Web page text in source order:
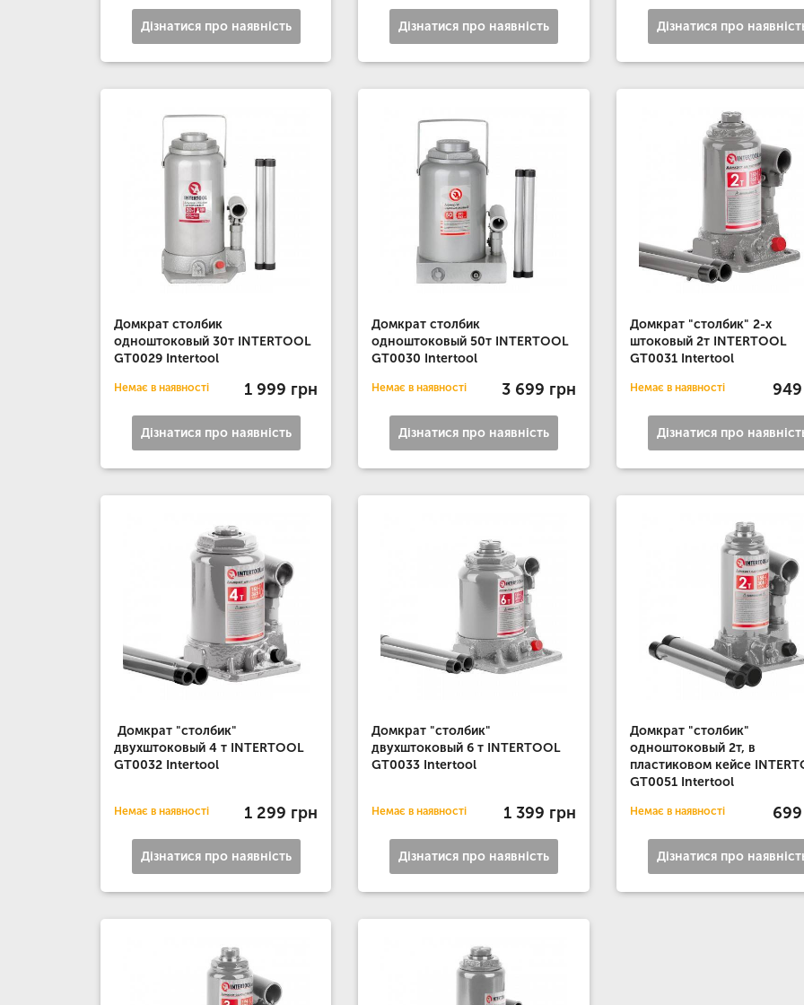
Дізнатися про наявність Дізнатися про наявність Дізнатися про
Домкрат столбик
одноштоковый 30т INTERTOOL
GT0029 Intertool
Немає в наявності 1 999 грн
Дізнатися про наявність
Домкрат столбик
одноштоковый 50т INTERTOOL
GT0030 Intertool
Немає в наявності 3 699 грн
Дізнатися про наявність
Домкрат "столбик" 2-х
штоковый 2т INTERTOOL
GT0031 Intertool
Немає в наявності
Дізнатися про
Домкрат "столбик"
двухштоковый 4 т INTERTOOL
GT0032 Intertool
Немає в наявності 1 299 грн
Дізнатися про наявність
Домкрат "столбик"
двухштоковый 6 т INTERTOOL
GT0033 Intertool
Немає в наявності 1 399 грн
Дізнатися про наявність
Домкрат "столбик"
одноштоковый 2т, в
пластиковом кейсе
GT0051 Intertool
Немає в наявності
Дізнатися про